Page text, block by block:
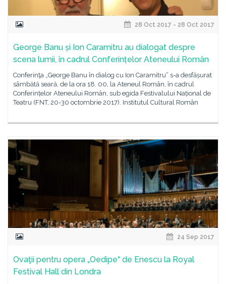
28 Oct 2017 - 28 Oct 2017
George Banu și Ion Caramitru au dialogat despre
scena lumii, în cadrul Conferințelor Ateneului Român
Conferinţa „George Banu în dialog cu Ion Caramitru“ s-a desfășurat
sâmbătă seară, de la ora 18. 00, la Ateneul Român, în cadrul
Conferințelor Ateneului Român, sub egida Festivalului Național de
Teatru (FNT, 20-30 octombrie 2017). Institutul Cultural Român
24 Sep 2017
Ovaţii pentru opera „Oedipe“ de Enescu la Royal
Festival Hall din Londra